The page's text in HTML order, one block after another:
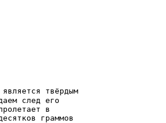
твёрдым
след его
в
граммов